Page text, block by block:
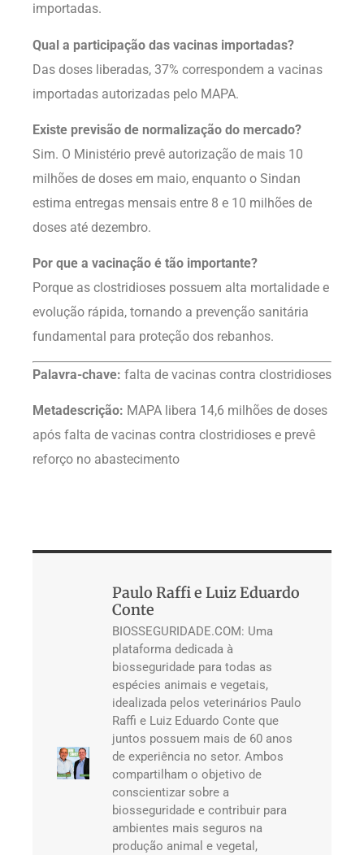
importadas.
Qual a participação das vacinas importadas?
Das doses liberadas, 37% correspondem a vacinas
importadas autorizadas pelo MAPA.
Existe previsão de normalização do mercado?
Sim. O Ministério prevê autorização de mais 10
milhões de doses em maio, enquanto o Sindan
estima entregas mensais entre 8 e 10 milhões de
doses até dezembro.
Por que a vacinação é tão importante?
Porque as clostridioses possuem alta mortalidade e
evolução rápida, tornando a prevenção sanitária
fundamental para proteção dos rebanhos.
Palavra-chave: falta de vacinas contra clostridioses
Metadescrição: MAPA libera 14,6 milhões de doses
após falta de vacinas contra clostridioses e prevê
reforço no abastecimento
Paulo Raffi e Luiz Eduardo
Conte
BIOSSEGURIDADE.COM: Uma
plataforma dedicada à
biosseguridade para todas as
espécies animais e vegetais,
idealizada pelos veterinários Paulo
Raffi e Luiz Eduardo Conte que
juntos possuem mais de 60 anos
de experiência no setor. Ambos
compartilham o objetivo de
conscientizar sobre a
biosseguridade e contribuir para
ambientes mais seguros na
produção animal e vegetal,